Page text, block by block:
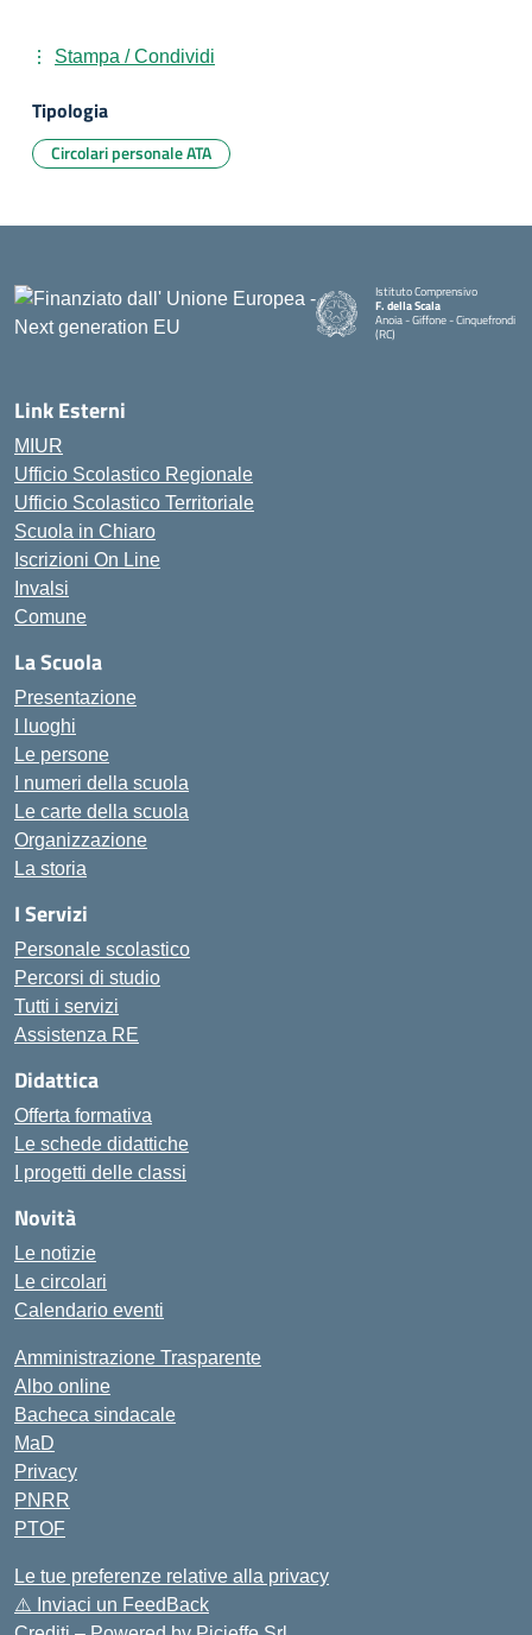
Stampa / Condividi
Tipologia
Circolari personale ATA
Istituto Comprensivo
F. della Scala
Anoia - Giffone - Cinquefrondi
(RC)
Link Esterni
MIUR
Ufficio Scolastico Regionale
Ufficio Scolastico Territoriale
Scuola in Chiaro
Iscrizioni On Line
Invalsi
Comune
La Scuola
Presentazione
I luoghi
Le persone
I numeri della scuola
Le carte della scuola
Organizzazione
La storia
I Servizi
Personale scolastico
Percorsi di studio
Tutti i servizi
Assistenza RE
Didattica
Offerta formativa
Le schede didattiche
I progetti delle classi
Novità
Le notizie
Le circolari
Calendario eventi
Amministrazione Trasparente
Albo online
Bacheca sindacale
MaD
Privacy
PNRR
PTOF
Le tue preferenze relative alla privacy
⚠️ Inviaci un FeedBack